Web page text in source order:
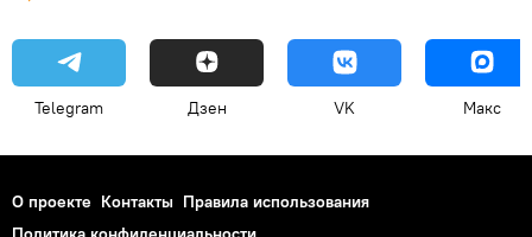
Telegram Дзен VK Макс
О проекте Контакты Правила использования